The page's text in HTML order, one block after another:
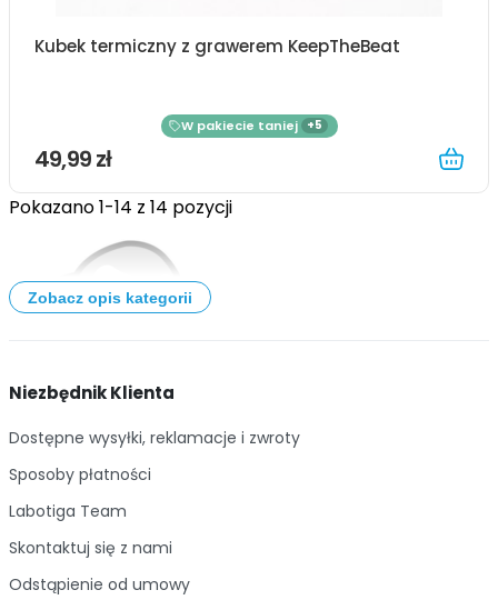
Kubek termiczny z grawerem KeepTheBeat
W pakiecie taniej +5
49,99 zł
Pokazano 1-14 z 14 pozycji
Zobacz opis kategorii
Niezbędnik Klienta
Dostępne wysyłki, reklamacje i zwroty
Sposoby płatności
Labotiga Team
Skontaktuj się z nami
Odstąpienie od umowy